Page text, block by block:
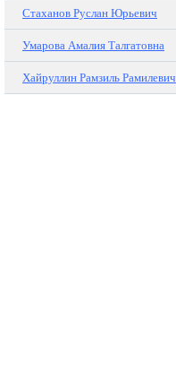
Стаханов Руслан Юрьевич
Умарова Амалия Талгатовна
Хайруллин Рамзиль Рамилевич